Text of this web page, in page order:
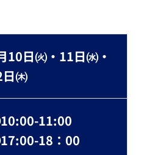
10日㈫・11日㈬・
㈭
11:00
18：00